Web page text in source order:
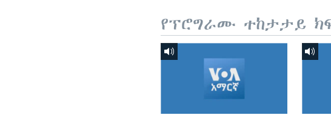
የፕሮግራሙ ተከታታይ